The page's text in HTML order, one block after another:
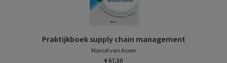
Praktijkboek supply chain management
Marcel van Assen
€ 67,50